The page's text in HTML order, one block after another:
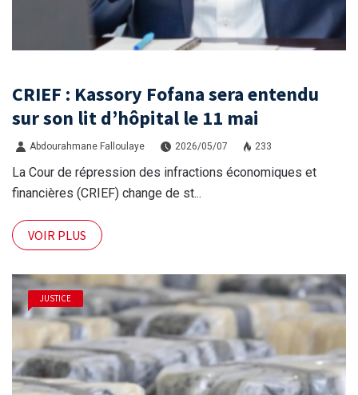
CRIEF : Kassory Fofana sera entendu
sur son lit d’hôpital le 11 mai
Abdourahmane Falloulaye 2026/05/07 233
La Cour de répression des infractions économiques et
financières (CRIEF) change de st...
VOIR PLUS
JUSTICE